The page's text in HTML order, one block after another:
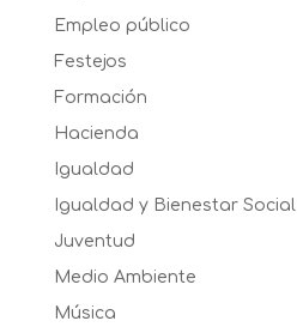
Empleo público
Festejos
Formación
Hacienda
Igualdad
Igualdad y Bienestar Social
Juventud
Medio Ambiente
Música